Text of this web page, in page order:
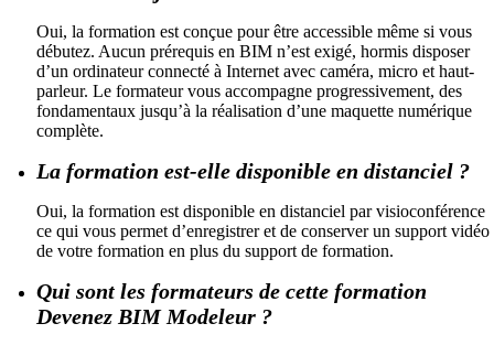
Oui, la formation est conçue pour être accessible même si vous
débutez. Aucun prérequis en BIM n’est exigé, hormis disposer
d’un ordinateur connecté à Internet avec caméra, micro et haut-
parleur. Le formateur vous accompagne progressivement, des
fondamentaux jusqu’à la réalisation d’une maquette numérique
complète.
La formation est-elle disponible en distanciel ?
Oui, la formation est disponible en distanciel par visioconférence
ce qui vous permet d’enregistrer et de conserver un support vidéo
de votre formation en plus du support de formation.
Qui sont les formateurs de cette formation
Devenez BIM Modeleur ?